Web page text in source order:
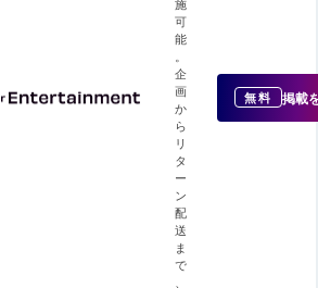
可
能
企
画
か
ら
リ
タ
ー
ン
配
送
ま
で
無料 掲載